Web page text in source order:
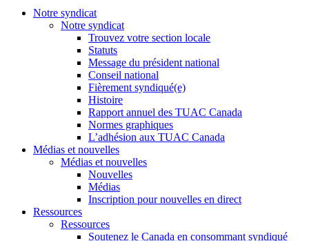
Notre syndicat
Notre syndicat
Trouvez votre section locale
Statuts
Message du président national
Conseil national
Fièrement syndiqué(e)
Histoire
Rapport annuel des TUAC Canada
Normes graphiques
L’adhésion aux TUAC Canada
Médias et nouvelles
Médias et nouvelles
Nouvelles
Médias
Inscription pour nouvelles en direct
Ressources
Ressources
Soutenez le Canada en consommant syndiqué